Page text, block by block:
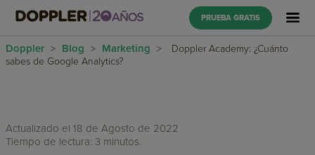
PRUEBA GRATIS
Doppler > Blog > Marketing >
Doppler Academy: ¿Cuánto
sabes de Google Analytics?
Actualizado el 18 de Agosto de 2022
Tiempo de lectura: 3 minutos.